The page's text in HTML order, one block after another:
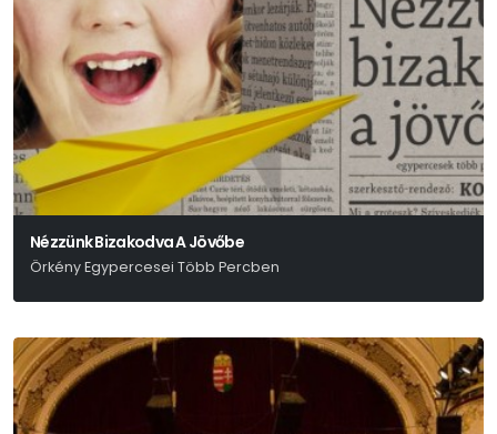
Nézzünk Bizakodva A Jövőbe
Örkény Egypercesei Több Percben